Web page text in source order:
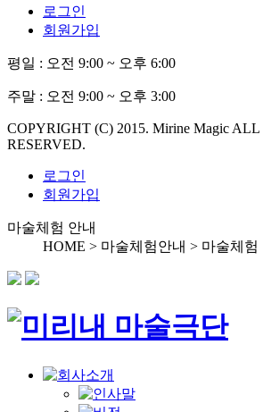
로그인
회원가입
평일 : 오전 9:00 ~ 오후 6:00
주말 : 오전 9:00 ~ 오후 3:00
COPYRIGHT (C) 2015. Mirine Magic ALL
RESERVED.
로그인
회원가입
마술체험 안내
HOME > 마술체험안내 > 마술체험